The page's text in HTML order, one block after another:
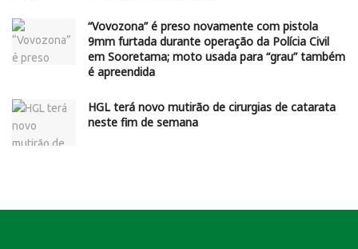
“Vovozona” é preso novamente com pistola
9mm furtada durante operação da Polícia Civil
em Sooretama; moto usada para “grau” também
é apreendida
HGL terá novo mutirão de cirurgias de catarata
neste fim de semana